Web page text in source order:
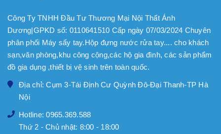
Công Ty TNHH Đầu Tư Thương Mại Nội Thất Ánh
Dương|GPKD số: 0110641510 Cấp ngày 07/03/2024 Chuyên
phân phối Máy sấy tay.Hộp đựng nước rửa tay.... cho khách
sạn,văn phòng,khu công cộng,các hộ gia đình, các sản phẩm
đồ gia dụng ,thiết bị vệ sinh trên toàn quốc.
Địa chỉ: Cụm 3-Tái Định Cư Quỳnh Đô-Đại Thanh-TP Hà
Nội
Hotline: 0965.369.588
Thứ 2 - Chủ nhật: 8:00 - 18:00